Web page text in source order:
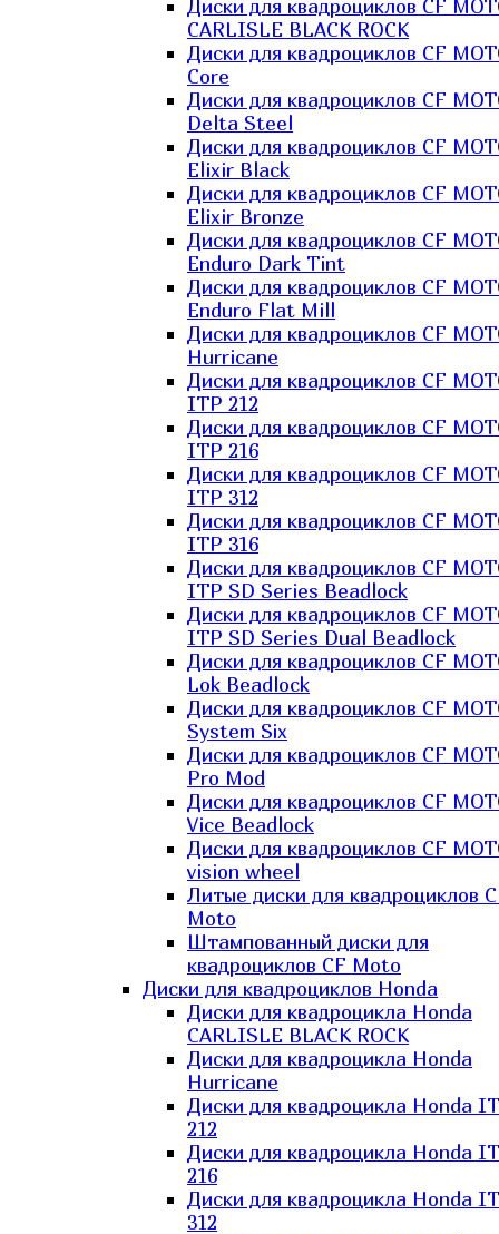
Диски для квадроциклов CF
CARLISLE BLACK ROCK
Диски для квадроциклов CF
Core
Диски для квадроциклов CF
Delta Steel
Диски для квадроциклов CF
Elixir Black
Диски для квадроциклов CF
Elixir Bronze
Диски для квадроциклов CF
Enduro Dark Tint
Диски для квадроциклов CF
Enduro Flat Mill
Диски для квадроциклов CF
Hurricane
Диски для квадроциклов CF
ITP 212
Диски для квадроциклов CF
ITP 216
Диски для квадроциклов CF
ITP 312
Диски для квадроциклов CF
ITP 316
Диски для квадроциклов CF
ITP SD Series Beadlock
Диски для квадроциклов CF
ITP SD Series Dual Beadlock
Диски для квадроциклов CF
Lok Beadlock
Диски для квадроциклов CF
System Six
Диски для квадроциклов CF
Pro Mod
Диски для квадроциклов CF
Vice Beadlock
Диски для квадроциклов CF
vision wheel
Литые диски для квадроциклов
Moto
Штампованный диски для
квадроциклов CF Moto
Диски для квадроциклов Honda
Диски для квадроцикла Honda
CARLISLE BLACK ROCK
Диски для квадроцикла Honda
Hurricane
Диски для квадроцикла Honda
212
Диски для квадроцикла Honda
216
Диски для квадроцикла Honda
312